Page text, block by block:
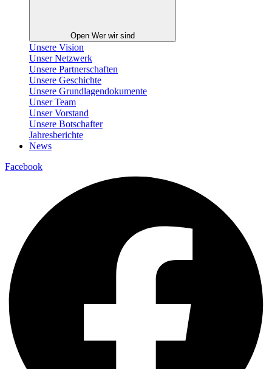
Open Wer wir sind
Unsere Vision
Unser Netzwerk
Unsere Partnerschaften
Unsere Geschichte
Unsere Grundlagendokumente
Unser Team
Unser Vorstand
Unsere Botschafter
Jahresberichte
News
Facebook